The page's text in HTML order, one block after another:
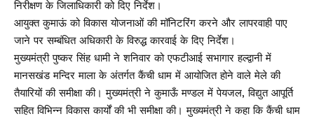
निरीक्षण के जिलाधिकारी को दिए निर्देश।
आयुक्त कुमाऊं को विकास योजनाओं की मॉनिटरिंग करने और लापरवाही पाए
जाने पर सम्बंधित अधिकारी के विरुद्ध कारवाई के दिए निर्देश।
मुख्यमंत्री पुष्कर सिंह धामी ने शनिवार को एफटीआई सभागार हल्द्वानी में
मानसखंड मन्दिर माला के अंतर्गत कैंची धाम में आयोजित होने वाले मेले की
तैयारियों की समीक्षा की। मुख्यमंत्री ने कुमाऊँ मण्डल में पेयजल, विद्युत आपूर्ति
सहित विभिन्न विकास कार्यों की भी समीक्षा की। मुख्यमंत्री ने कहा कि कैंची धाम